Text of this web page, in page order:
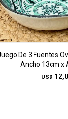
De 3 Fuentes
Ancho 13cm x
USD